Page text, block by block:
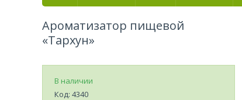
Ароматизатор пищевой
«Тархун»
В наличии
Код: 4340